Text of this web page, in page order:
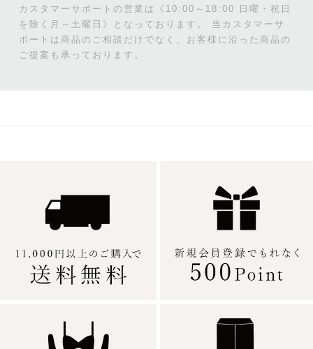
カスタマーサポートの営業は《10:00～18:00 日曜・祝日
を除く月～土曜日》となっております。
当カスタマーサ
ポートは商品のご相談だけでなく、お客様に沿った商品の
ご提案も承っております。